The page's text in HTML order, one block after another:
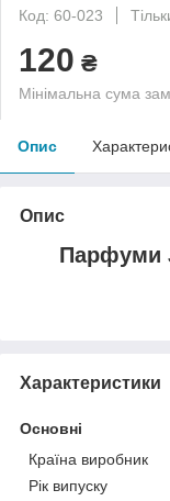
Код: 60-023
120 ₴
Мінімальна сума
Опис
Опис
Парфуми
Характеристики
Основні
Країна виробник
Рік випуску